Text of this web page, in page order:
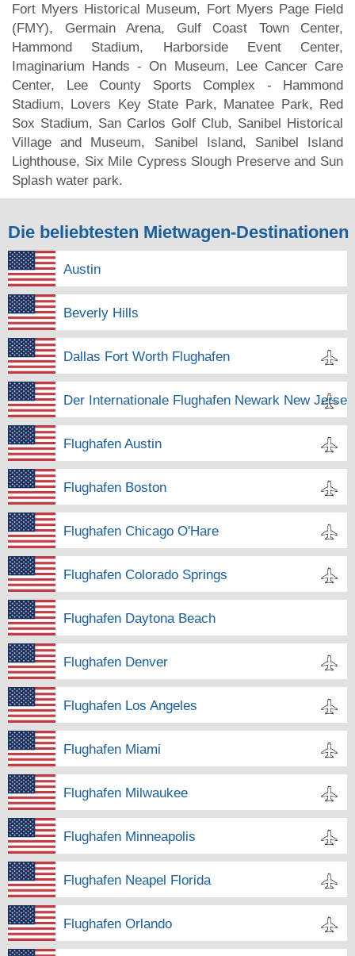
Fort Myers Historical Museum, Fort Myers Page Field
(FMY), Germain Arena, Gulf Coast Town Center,
Hammond Stadium, Harborside Event Center,
Imaginarium Hands - On Museum, Lee Cancer Care
Center, Lee County Sports Complex - Hammond
Stadium, Lovers Key State Park, Manatee Park, Red
Sox Stadium, San Carlos Golf Club, Sanibel Historical
Village and Museum, Sanibel Island, Sanibel Island
Lighthouse, Six Mile Cypress Slough Preserve and Sun
Splash water park.
Die beliebtesten Mietwagen-Destinationen
Austin
Beverly Hills
Dallas Fort Worth Flughafen
Der Internationale Flughafen Newark New Jersey
Flughafen Austin
Flughafen Boston
Flughafen Chicago O'Hare
Flughafen Colorado Springs
Flughafen Daytona Beach
Flughafen Denver
Flughafen Los Angeles
Flughafen Miami
Flughafen Milwaukee
Flughafen Minneapolis
Flughafen Neapel Florida
Flughafen Orlando